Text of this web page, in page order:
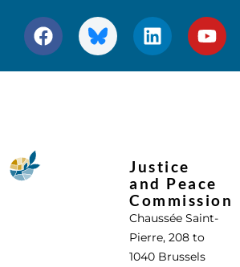
Justice
and Peace
Commission
Chaussée Saint-
Pierre, 208 to
1040 Brussels